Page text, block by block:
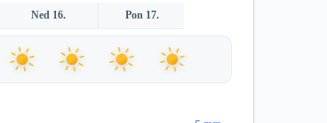
Ned 16. Pon 17.